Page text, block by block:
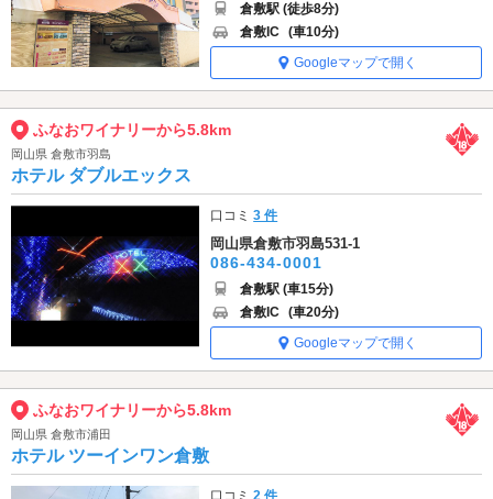
倉敷駅 (徒歩8分)
倉敷IC (車10分)
Googleマップで開く
ふなおワイナリーから5.8km
岡山県 倉敷市羽島
ホテル ダブルエックス
口コミ3 件
岡山県倉敷市羽島531-1
086-434-0001
倉敷駅 (車15分)
倉敷IC (車20分)
Googleマップで開く
ふなおワイナリーから5.8km
岡山県 倉敷市浦田
ホテル ツーインワン倉敷
口コミ2 件